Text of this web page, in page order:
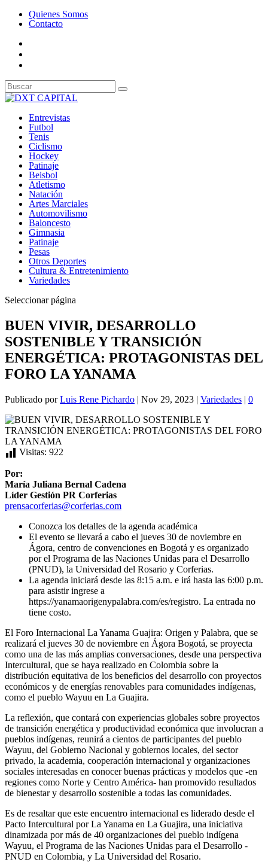
Quienes Somos
Contacto
Entrevistas
Futbol
Tenis
Ciclismo
Hockey
Patinaje
Beisbol
Atletismo
Natación
Artes Marciales
Automovilismo
Baloncesto
Gimnasia
Patinaje
Pesas
Otros Deportes
Cultura & Entretenimiento
Variedades
Seleccionar página
BUEN VIVIR, DESARROLLO
SOSTENIBLE Y TRANSICIÓN
ENERGÉTICA: PROTAGONISTAS DEL
FORO LA YANAMA
Publicado porLuis Rene Pichardo | Nov 29, 2023 | Variedades | 0
Visitas: 922
Por:
María Juliana Bernal Cadena
Líder Gestión PR Corferias
prensacorferias@corferias.com
Conozca los detalles de la agenda académica
El evento se llevará a cabo el jueves 30 de noviembre en
Ágora, centro de convenciones en Bogotá y es organizado
por el Programa de las Naciones Unidas para el Desarrollo
(PNUD), la Universidad del Rosario y Corferias.
La agenda iniciará desde las 8:15 a.m. e irá hasta las 6:00 p.m.
para asistir ingrese a
https://yanamaorigenypalabra.com/es/registro. La entrada no
tiene costo.
El Foro Internacional La Yanama Guajira: Origen y Palabra, que se
realizará el jueves 30 de noviembre en Ágora Bogotá, se proyecta
como una de las más amplias conversaciones, desde una perspectiva
Intercultural, que se haya realizado en Colombia sobre la
distribución equitativa de los beneficios del desarrollo con proyectos
económicos y de energías renovables para comunidades indígenas,
como el pueblo Wayuu en La Guajira.
La reflexión, que contará con experiencias globales sobre proyectos
de transición energética y productividad económica que involucran a
pueblos indígenas, reunirá a cientos de participantes del pueblo
Wayuu, del Gobierno Nacional y gobiernos locales, del sector
privado, la academia, cooperación internacional y organizaciones
sociales interesadas en conocer buenas prácticas y modelos que -en
regiones como Norte y Centro América- han promovido resultados
de bienestar y desarrollo sostenible a todas las comunidades.
Es de resaltar que este encuentro internacional es liderado desde el
Pacto Intercultural por La Yanama en La Guajira, una iniciativa
dinamizada por más de 40 organizaciones del pueblo indígena
Wayuu, el Programa de las Naciones Unidas para el Desarrollo -
PNUD en Colombia, y La Universidad del Rosario.